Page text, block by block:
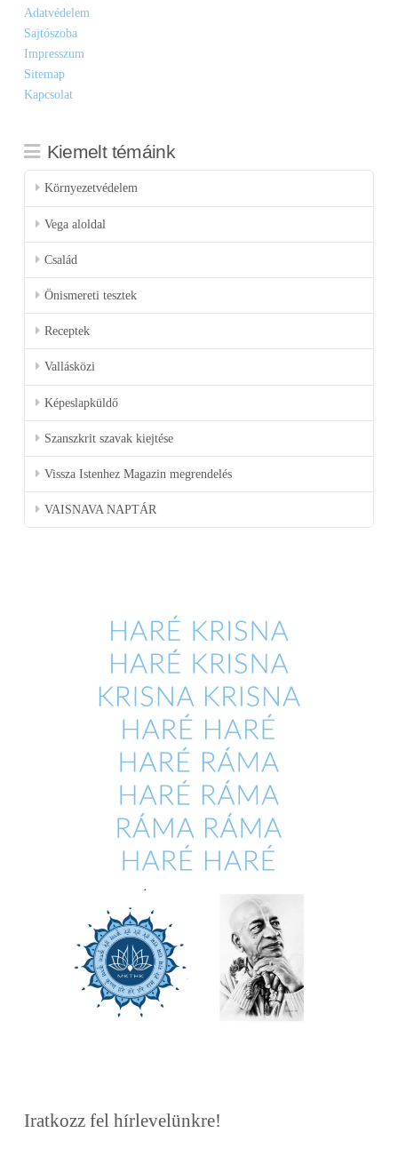
Adatvédelem
Sajtószoba
Impresszum
Sitemap
Kapcsolat
Kiemelt témáink
Környezetvédelem
Vega aloldal
Család
Önismereti tesztek
Receptek
Vallásközi
Képeslapküldő
Szanszkrit szavak kiejtése
Vissza Istenhez Magazin megrendelés
VAISNAVA NAPTÁR
Iratkozz fel hírlevelünkre!